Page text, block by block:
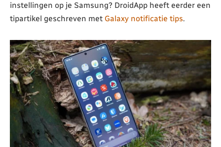
instellingen op je Samsung? DroidApp heeft eerder een
tipartikel geschreven met Galaxy notificatie tips.